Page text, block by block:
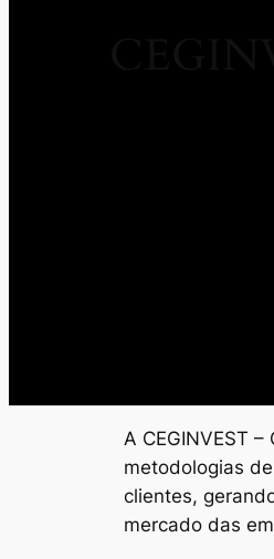
A CEGINVEST
metodologias
clientes,
mercado das